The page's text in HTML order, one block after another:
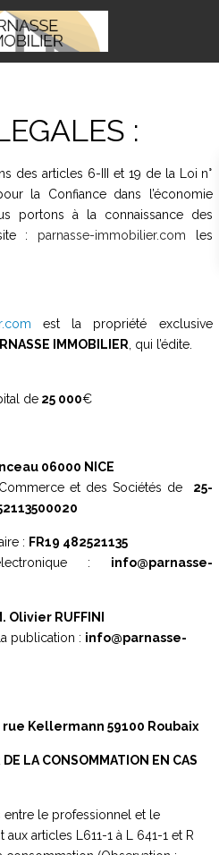
:
des articles 6-III et 19 de la Loi n°
la Confiance dans l’économie
portons à la connaissance des
: parnasse-immobilier.com les
est la propriété exclusive
IMMOBILIER , qui l’édite.
de 25 000€
06000 NICE
et des Sociétés de 25-
: FR19 482521135
: info@parnasse-
Olivier RUFFINI
publication : info@parnasse-
rue Kellermann 59100 Roubaix
LA CONSOMMATION EN CAS
entre le professionnel et le
articles L611-1 à L 641-1 et R